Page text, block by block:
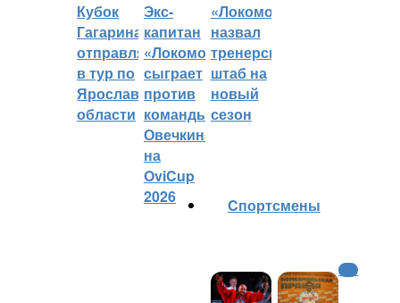
Кубок
Гагарина
отправляется
в тур по
Ярославской
области
Экс-
капитан
«Локомотива»
сыграет
против
команды
Овечкина
на
OviCup
2026
«Локомотив»
назвал
тренерский
штаб на
новый
сезон
Cпортсмены
КХЛ